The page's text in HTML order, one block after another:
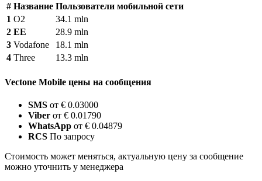
# Название Пользователи мобильной сети
1 O2
34.1 mln
2 EE
28.9 mln
3 Vodafone
18.1 mln
4 Three 13.3 mln
Vectone Mobile цены на сообщения
SMS от € 0.03000
Viber от € 0.01790
WhatsApp от € 0.04879
RCS По запросу
Стоимость может меняться, актуальную цену за сообщение
можно уточнить у менеджера